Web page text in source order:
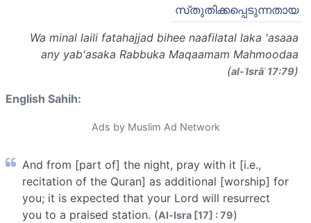
സ്‌തുതിക്കപ്പെടുന്നതായ
Wa minal laili fatahajjad bihee naafilatal laka 'asaaa
any yab'asaka Rabbuka Maqaamam Mahmoodaa
(al-ʾIsrāʾ 17:79)
English Sahih:
Ads by Muslim Ad Network
And from [part of] the night, pray with it [i.e.,
recitation of the Quran] as additional [worship] for
you; it is expected that your Lord will resurrect
you to a praised station. (Al-Isra [17] : 79)